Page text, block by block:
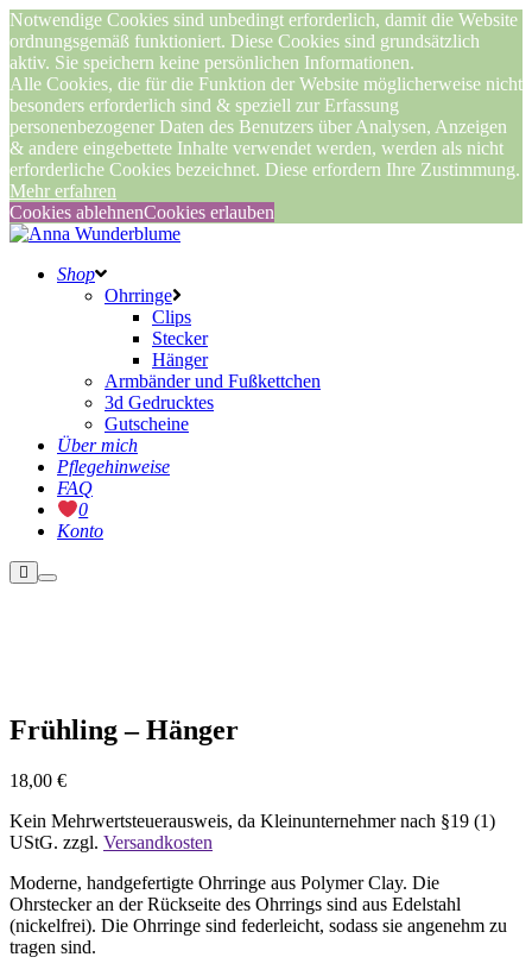
Notwendige Cookies sind unbedingt erforderlich, damit die Website
ordnungsgemäß funktioniert. Diese Cookies sind grundsätzlich
aktiv. Sie speichern keine persönlichen Informationen.
Alle Cookies, die für die Funktion der Website möglicherweise nicht
besonders erforderlich sind & speziell zur Erfassung
personenbezogener Daten des Benutzers über Analysen, Anzeigen
& andere eingebettete Inhalte verwendet werden, werden als nicht
erforderliche Cookies bezeichnet. Diese erfordern Ihre Zustimmung.
Mehr erfahren
Cookies ablehnenCookies erlauben
Shop
Ohrringe
Clips
Stecker
Hänger
Armbänder und Fußkettchen
3d Gedrucktes
Gutscheine
Über mich
Pflegehinweise
FAQ
0
Konto
Weitere
Informationen
Hauptmenü
Frühling – Hänger
18,00 €
Kein Mehrwertsteuerausweis, da Kleinunternehmer nach §19 (1)
UStG. zzgl. Versandkosten
Moderne, handgefertigte Ohrringe aus Polymer Clay. Die
Ohrstecker an der Rückseite des Ohrrings sind aus Edelstahl
(nickelfrei). Die Ohrringe sind federleicht, sodass sie angenehm zu
tragen sind.